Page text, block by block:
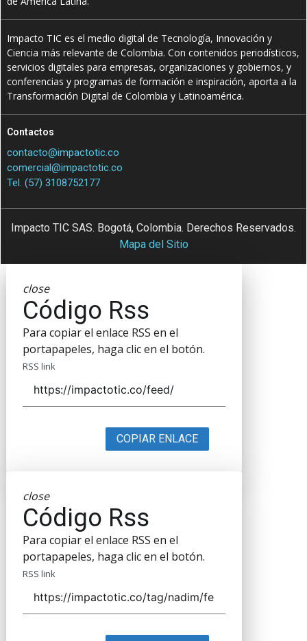
Impacto TIC es el medio digital de Tecnología, Innovación y
Ciencia más relevante de Colombia. Con contenidos periodísticos,
servicios digitales para empresas, organizaciones y gobiernos, y
conferencias y programas de formación e inspiración, aporta a la
Transformación Digital de Colombia y Latinoamérica.
Contactos
contacto@impactotic.co
comercial@impactotic.co
Tel. (57) 3108752177
Impacto TIC SAS. Bogotá, Colombia. Derechos Reservados.
Mapa del Sitio
close
Código Rss
Para copiar el enlace RSS en el
portapapeles, haga clic en el botón.
RSS link
COPIAR ENLACE
close
Código Rss
Para copiar el enlace RSS en el
portapapeles, haga clic en el botón.
RSS link